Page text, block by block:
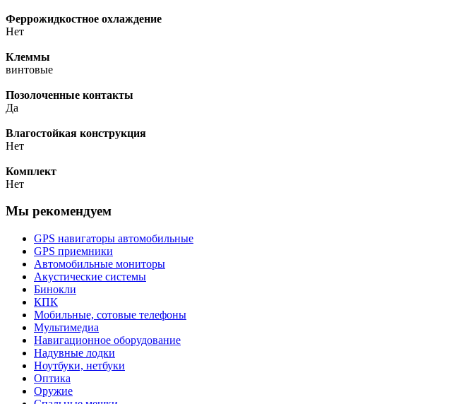
Феррожидкостное охлаждение
Нет
Клеммы
винтовые
Позолоченные контакты
Да
Влагостойкая конструкция
Нет
Комплект
Нет
Мы рекомендуем
GPS навигаторы автомобильные
GPS приемники
Автомобильные мониторы
Акустические системы
Бинокли
КПК
Мобильные, сотовые телефоны
Мультимедиа
Навигационное оборудование
Надувные лодки
Ноутбуки, нетбуки
Оптика
Оружие